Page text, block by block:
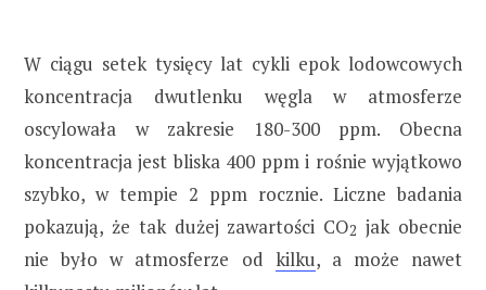
W ciągu setek tysięcy lat cykli epok lodowcowych
koncentracja dwutlenku węgla w atmosferze
oscylowała w zakresie 180-300 ppm. Obecna
koncentracja jest bliska 400 ppm i rośnie wyjątkowo
szybko, w tempie 2 ppm rocznie. Liczne badania
pokazują, że tak dużej zawartości CO2 jak obecnie
nie było w atmosferze od kilku, a może nawet